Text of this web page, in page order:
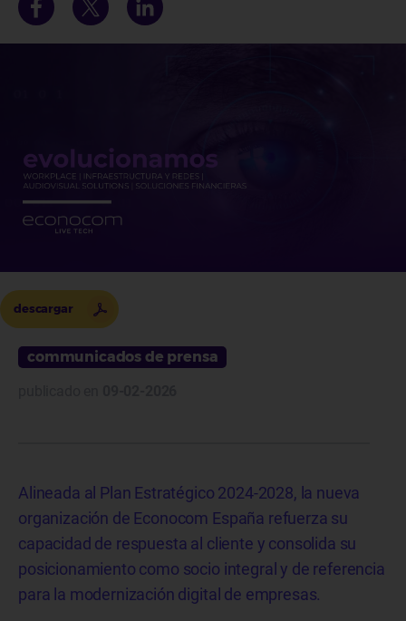
communicados de prensa
descargar
Alineada al Plan Estratégico 2024-2028, la nueva
organización de Econocom España refuerza su
capacidad de respuesta al cliente y consolida su
posicionamiento como socio integral y de referencia
para la modernización digital de empresas.